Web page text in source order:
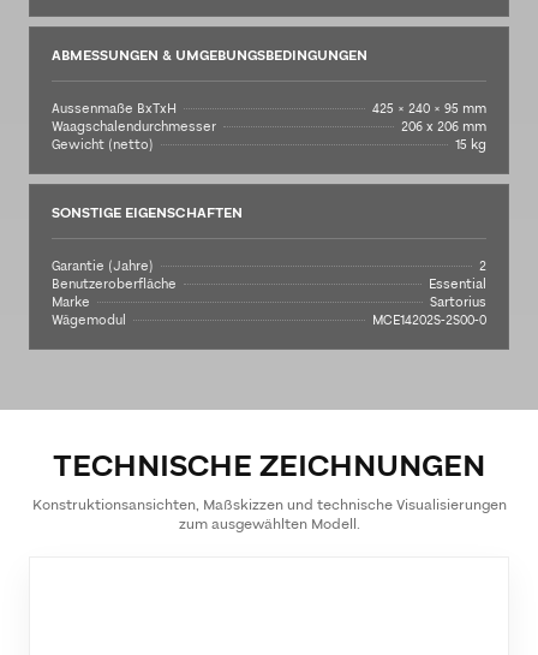
ABMESSUNGEN & UMGEBUNGSBEDINGUNGEN
Aussenmaße BxTxH
425 × 240 × 95 mm
Waagschalendurchmesser
206 x 206 mm
Gewicht (netto)
15 kg
SONSTIGE EIGENSCHAFTEN
Garantie (Jahre)
2
Benutzeroberfläche
Essential
Marke
Sartorius
Wägemodul
MCE14202S-2S00-0
TECHNISCHE ZEICHNUNGEN
Konstruktionsansichten, Maßskizzen und technische Visualisierungen
zum ausgewählten Modell.